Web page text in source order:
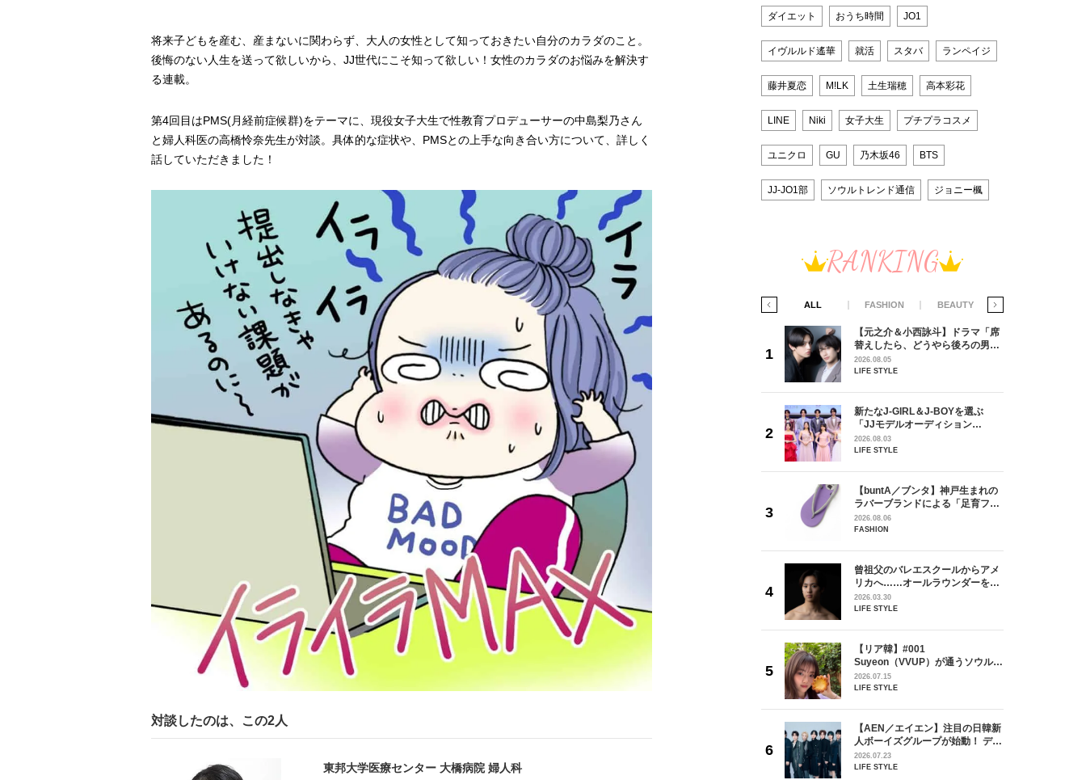
将来子どもを産む、産まないに関わらず、大人の女性として知っておきたい自分のカラダのこと。
後悔のない人生を送って欲しいから、JJ世代にこそ知って欲しい！女性のカラダのお悩みを解決す
る連載。
第4回目はPMS(月経前症候群)をテーマに、現役女子大生で性教育プロデューサーの中島梨乃さん
と婦人科医の高橋怜奈先生が対談。具体的な症状や、PMSとの上手な向き合い方について、詳しく
話していただきました！
対談したのは、この2人
東邦大学医療センター 大橋病院 婦人科
ダイエット おうち時間 JO1
イヴルルド遙華 就活 スタバ ランペイジ
藤井夏恋 M!LK 土生瑞穂 高本彩花
LINE Niki 女子大生 プチプラコスメ
ユニクロ GU 乃木坂46 BTS
JJ-JO1部 ソウルトレンド通信 ジョニー楓
RANKING
ALL FASHION BEAUTY
【JJ専属モデルの素顔】ビューテ
ィ大好き！ 松川 星のお気に入り
コスメをCHECK
2025.12.16
BEAUTY
【J’s Picks】悲しい経験でたどり
着いた…J-BOY三上龍の手放せな
い“オールインワン”アイテム〈ビ
ューティ＆ファッション夏の必需
品〉
BEAUTY
【注目アーティストRainy。っ
て？】自称“コスメオタク見習
い”のポーチの中身、拝見しま
2026.01.30
BEAUTY
【体験レポ】 ニュウマン高輪！
uka新店舗「uka store / Care &
Share」でネイルケア体験！JJア
フタヌーンティー来場者限定チケ
ットも
2025.09.25
BEAUTY
【J’s Picks】J-BOY中田凌多
は“汗と暑さ”に悩める仕事終わり
徹底した日焼けケア！ でも、いち
ファッション夏の必需品〉
BEAUTY
【元之介＆小西詠斗】ドラマ「席
替えしたら、どうやら後ろの男が
どうやら俺のこと好きらしい」放
送記念インタビュー♡ 「自然と詠
斗くんが可愛く見えたんです」
2026.08.05
LIFE STYLE
新たなJ-GIRL＆J-BOYを選ぶ
「JJモデルオーディション
2027」が募集開始！ 予選ブロッ
クは候補生の“魅力”を重視した
「新システム」に変わります
2026.08.03
LIFE STYLE
曾祖父のバレエスクールからアメ
指すダンサーは踊ることが好きす
ぎる【王子様の推しドコロ】
vol.29 三宅啄未さん
2026.03.30
LIFE STYLE
【AEN／エイエン】注目の日韓新
占インタビュー。7人の魅力に迫
ります♪
LIFE STYLE
Suyeon（VVUP）が通うソウル・
Single「夏いぞん」リリース記念
【元之介＆小西詠斗】ドラマ「席
替えしたら、どうやら後ろの男が
どうやら俺のこと好きらしい」放
送記念インタビュー♡ 「自然と詠
2026.08.05
LIFE STYLE
新たなJ-GIRL＆J-BOYを選ぶ
「JJモデルオーディション
2027」が募集開始！ 予選ブロッ
クは候補生の“魅力”を重視した
2026.08.03
LIFE STYLE
【buntA／ブンタ】神戸生まれの
ラバーブランドによる「足育フッ
トウェア」。伊勢丹新宿店でPOP-
UP開催中！
2026.08.06
FASHION
曾祖父のバレエスクールからアメ
リカへ……オールラウンダーを目
指すダンサーは踊ることが好きす
ぎる【王子様の推しドコロ】
2026.03.30
LIFE STYLE
【リア韓】#001
Suyeon（VVUP）が通うソウル・
江南の絶品ブーランジェリー
2026.07.15
LIFE STYLE
【AEN／エイエン】注目の日韓新
人ボーイズグループが始動！ デビ
ュー目前のフレッシュな面々を独
占インタビュー。7人の魅力に迫
2026.07.23
LIFE STYLE